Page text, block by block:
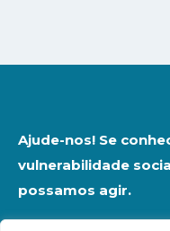
Ajude-nos! Se
vulnerabilidade
possamos agir.